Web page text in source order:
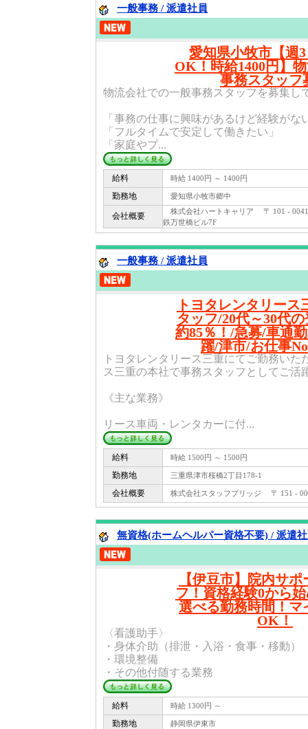
一般事務 / 派遣社員
愛知県小牧市【週
OK！時給1400円】
事務スタッフ
物流会社での一般事務スタッフを募集し
「事務の仕事に興味があるけど経験が
「フルタイムで安定して働きたい」
「家庭やプ...
給料 時給 1400円 ～ 1400円
勤務地 愛知県小牧市郷中
会社概要
株式会社ハートキャリア 〒 101 -
鉄万世橋ビル7F
一般事務 / 派遣社員
トヨタレンタリース
タッフ/20代～30代
約85％！/急募/車通
躍/津市/お仕事
トヨタレンタリース三重にてご勤務い
ス三重の本社で事務スタッフとしてご活
《主な業務》
リース車両・レンタカーに付...
給料 時給 1500円 ～ 1500円
勤務地 三重県津市桜橋2丁目178-1
会社概要 株式会社スタッフブリッジ 〒 151 -
無資格(ホームヘルパー資格不要) / 派遣
【伊豆市】院内サ
フ！資格経験0から
選べる勤務時間！マ
OK！
〈看護助手〉
・身体介助（排泄・入浴・食事・移動）
・環境整備
・その他付随する業務
給料 時給 1300円 ～
勤務地 静岡県伊東市